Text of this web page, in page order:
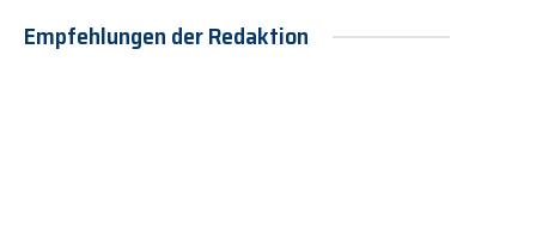
Empfehlungen der Redaktion